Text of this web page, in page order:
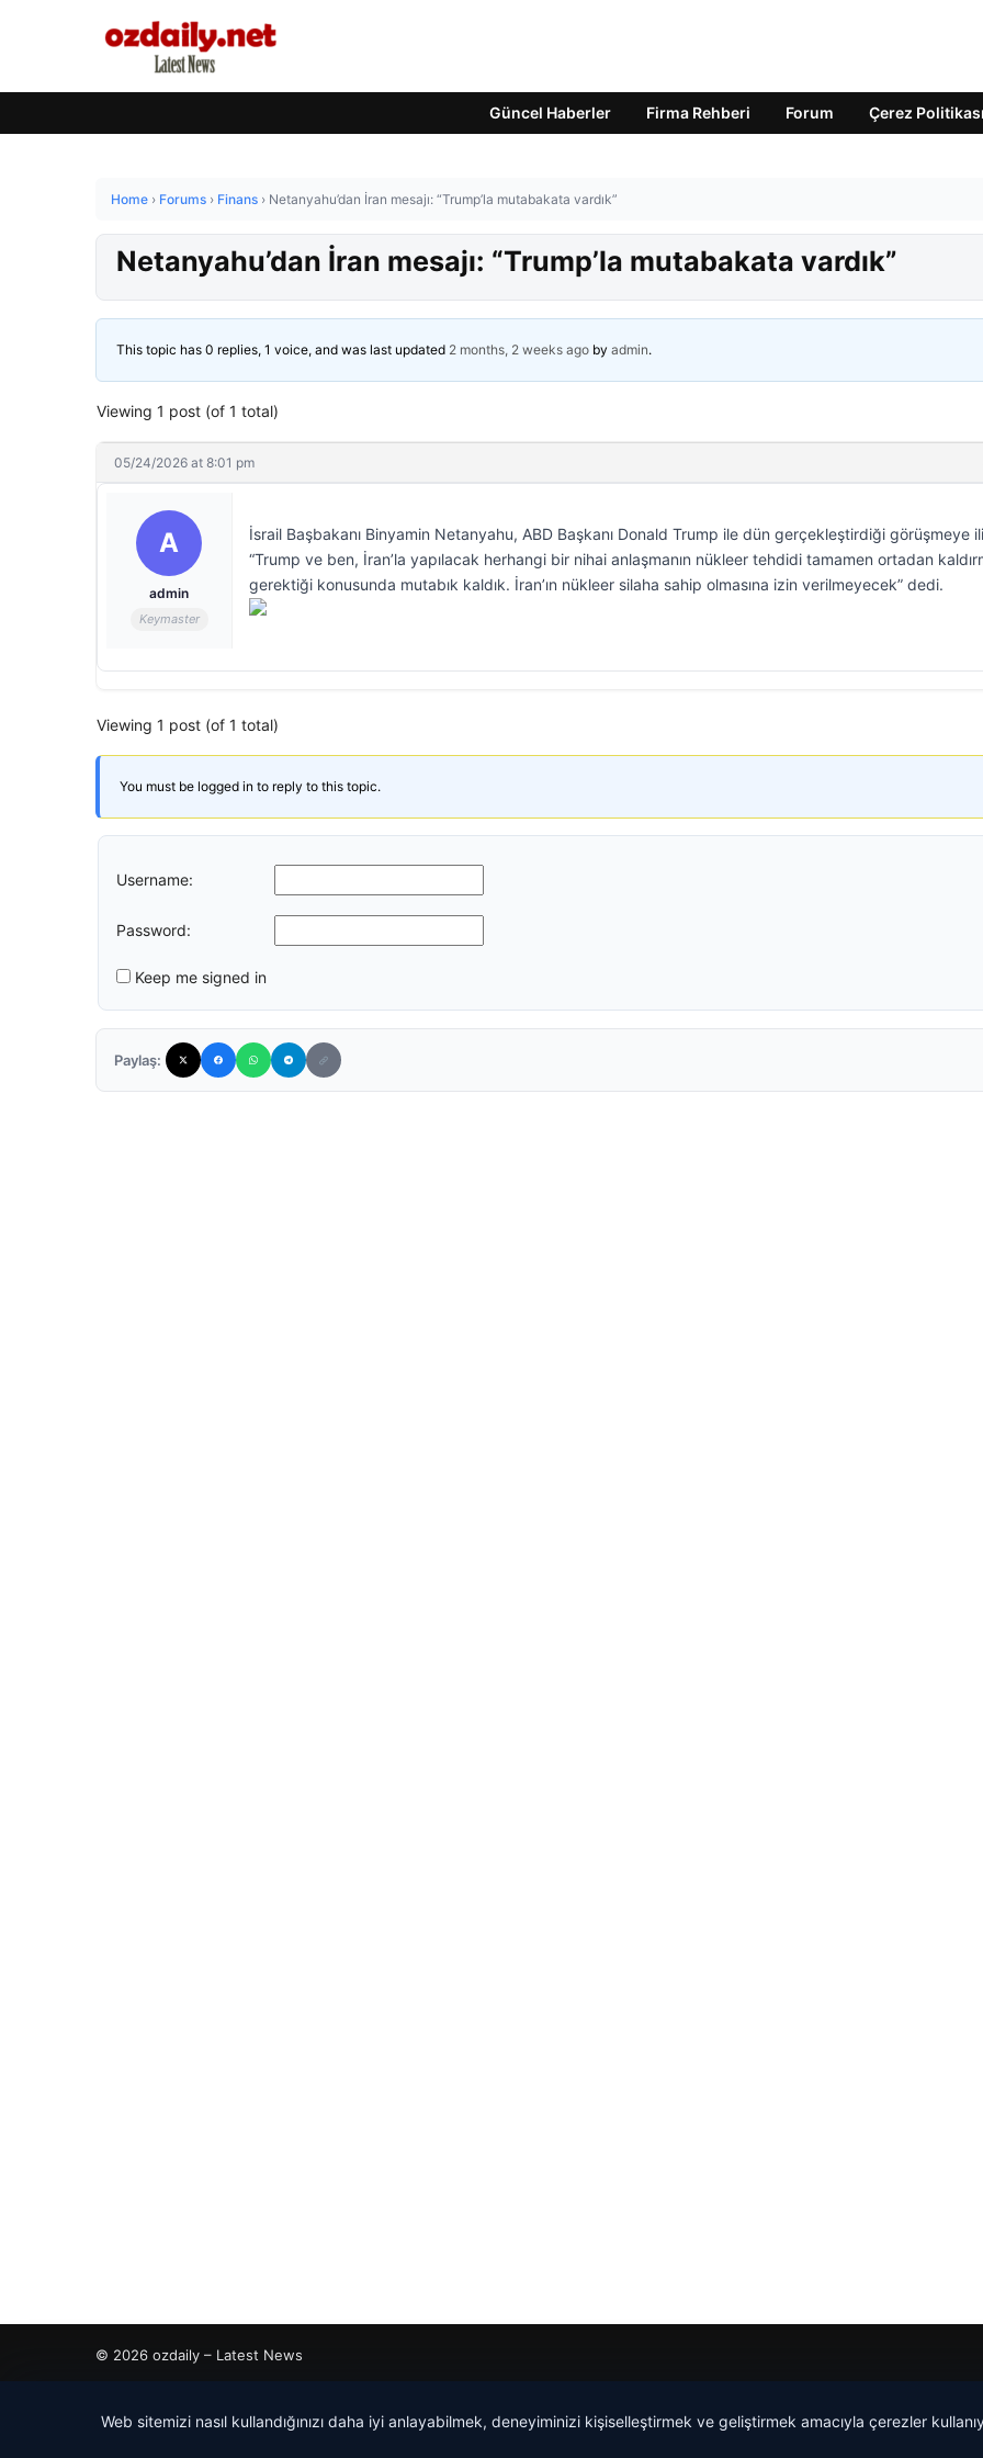
Güncel Haberler Firma Rehberi Forum Çerez Politikası
Home › Forums › Finans › Netanyahu’dan İran mesajı: “Trump’la mutabakata vardık”
Netanyahu’dan İran mesajı: “Trump’la mutabakata vardık”
This topic has 0 replies, 1 voice, and was last updated 2 months, 2 weeks ago by admin.
Viewing 1 post (of 1 total)
05/24/2026 at 8:01 pm
A
admin
Keymaster
İsrail Başbakanı Binyamin Netanyahu, ABD Başkanı Donald Trump ile dün gerçekleştirdiği görüşmeye
“Trump ve ben, İran’la yapılacak herhangi bir nihai anlaşmanın nükleer tehdidi tamamen ortadan
gerektiği konusunda mutabık kaldık. İran’ın nükleer silaha sahip olmasına izin verilmeyecek” dedi.
Viewing 1 post (of 1 total)
You must be logged in to reply to this topic.
Username:
Password:
Keep me signed in
Paylaş:
© 2026 ozdaily – Latest News
Web sitemizi nasıl kullandığınızı daha iyi anlayabilmek, deneyiminizi kişiselleştirmek ve geliştirmek amacıyla çerezler